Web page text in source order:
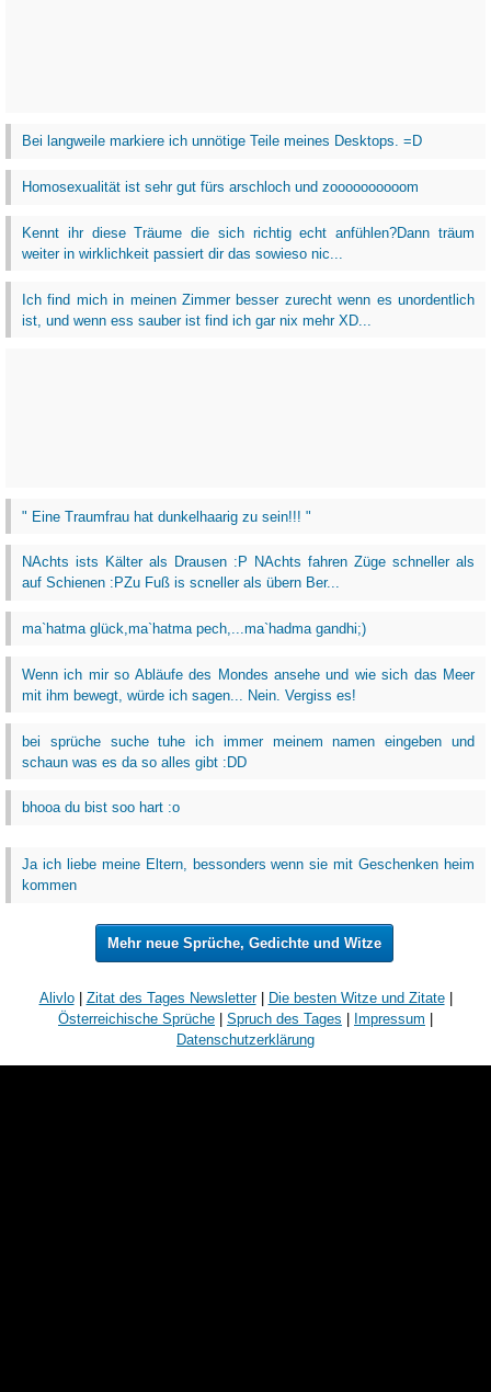
Bei langweile markiere ich unnötige Teile meines Desktops. =D
Homosexualität ist sehr gut fürs arschloch und zoooooooooom
Kennt ihr diese Träume die sich richtig echt anfühlen?Dann träum
weiter in wirklichkeit passiert dir das sowieso nic...
Ich find mich in meinen Zimmer besser zurecht wenn es unordentlich
ist, und wenn ess sauber ist find ich gar nix mehr XD...
" Eine Traumfrau hat dunkelhaarig zu sein!!! "
NAchts ists Kälter als Drausen :P NAchts fahren Züge schneller als
auf Schienen :PZu Fuß is scneller als übern Ber...
ma`hatma glück,ma`hatma pech,...ma`hadma gandhi;)
Wenn ich mir so Abläufe des Mondes ansehe und wie sich das Meer
mit ihm bewegt, würde ich sagen... Nein. Vergiss es!
bei sprüche suche tuhe ich immer meinem namen eingeben und
schaun was es da so alles gibt :DD
bhooa du bist soo hart :o
Ja ich liebe meine Eltern, bessonders wenn sie mit Geschenken heim
kommen
Mehr neue Sprüche, Gedichte und Witze
Alivlo| Zitat des Tages Newsletter| Die besten Witze und Zitate|
Österreichische Sprüche | Spruch des Tages | Impressum |
Datenschutzerklärung